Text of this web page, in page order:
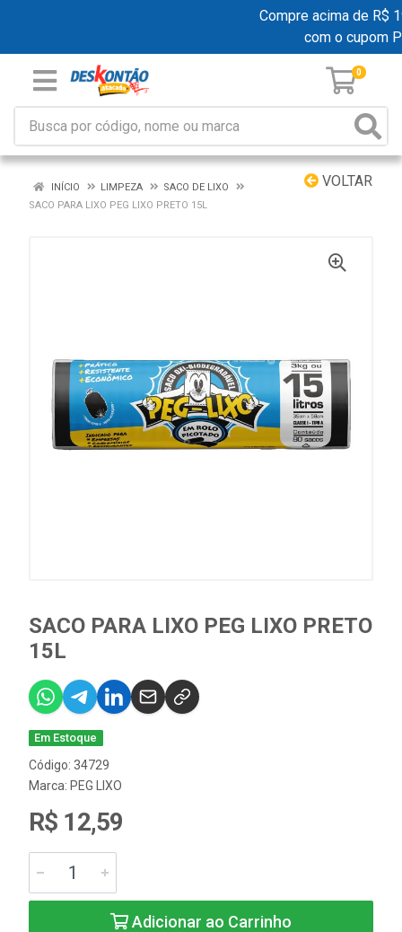
Compre acima de R$
com o cupom
0
VOLTAR
INÍCIO LIMPEZA
SACO DE LIXO
SACO PARA LIXO PEG LIXO PRETO 15L
SACO PARA LIXO PEG LIXO PRETO
15L
Em Estoque
Código: 34729
Marca: PEG LIXO
R$ 12,59
Adicionar ao Carrinho